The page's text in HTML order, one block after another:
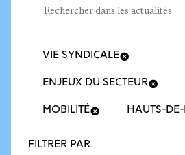
Recherche
FILTRER PAR
VIE SYNDICALE
ENJEUX DU SECTEUR
MOBILITÉ HAUTS-